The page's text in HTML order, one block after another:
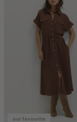
our favourite